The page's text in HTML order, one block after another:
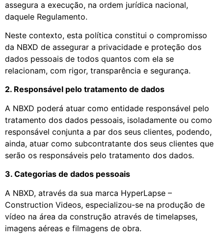
assegura a execução, na ordem jurídica nacional,
daquele Regulamento.
Neste contexto, esta política constitui o compromisso
da NBXD de assegurar a privacidade e proteção dos
dados pessoais de todos quantos com ela se
relacionam, com rigor, transparência e segurança.
2. Responsável pelo tratamento de dados
A NBXD poderá atuar como entidade responsável pelo
tratamento dos dados pessoais, isoladamente ou como
responsável conjunta a par dos seus clientes, podendo,
ainda, atuar como subcontratante dos seus clientes que
serão os responsáveis pelo tratamento dos dados.
3. Categorias de dados pessoais
A NBXD, através da sua marca HyperLapse –
Construction Videos, especializou-se na produção de
vídeo na área da construção através de timelapses,
imagens aéreas e filmagens de obra.